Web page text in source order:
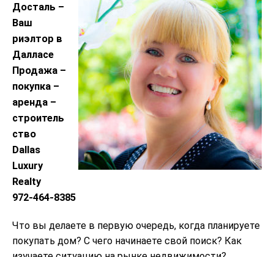
Досталь –
Ваш
риэлтор в
Далласе
Продажа –
покупка –
аренда –
строитель
ство
Dallas
Luxury
Realty
972-464-8385
Что вы делаете в первую очередь, когда планируете
покупать дом? С чего начинаете свой поиск? Как